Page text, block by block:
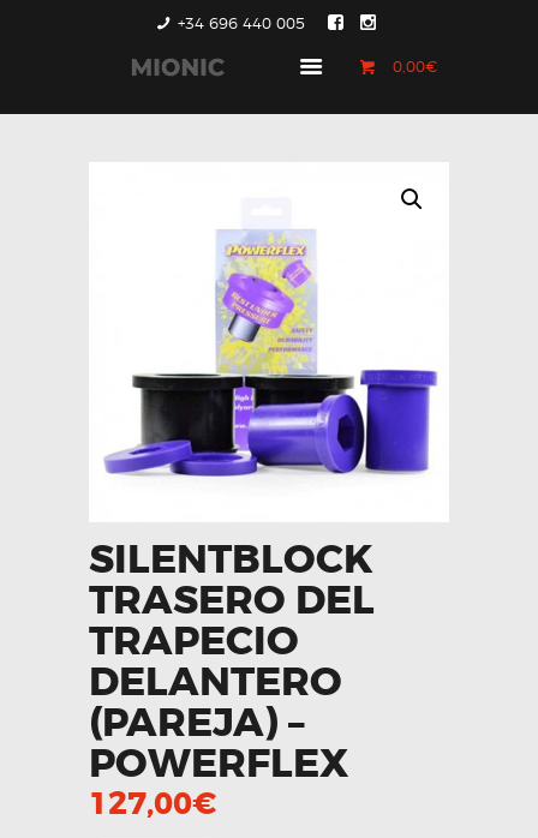
+34 696 440 005
0,00€
GENERACIÓN 1
COUNTRYMAN &
PACEMAN
CONTACTO
SILENTBLOCK
TRASERO DEL
TRAPECIO
DELANTERO
(PAREJA) –
POWERFLEX
127,00€